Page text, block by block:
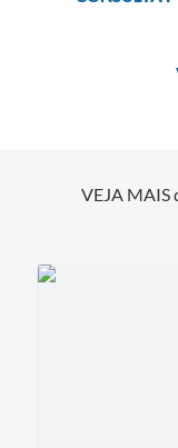
VEJA MAIS